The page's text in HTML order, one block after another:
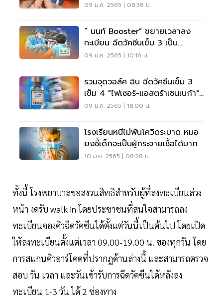
09 ม.ค. 2565 | 08:38 น.
“ นนท์ Booster" ขยายเวลาลง
ทะเบียน ฉีดวัคซีนเข็ม 3 เป็น
AstraZeneca
09 ม.ค. 2565 | 10:16 น.
รวมจุดวอล์ค อิน ฉีดวัคซีนเข็ม 3
เข็ม 4 "ไฟเซอร์-แอสตร้าเซนเนก้า"
ชลบุรี ล่าสุด
09 ม.ค. 2565 | 18:00 น.
โรงเรียนหนีไม่พ้นโควิดระบาด หมอ
ยงชี้เด็กจะเป็นผู้กระจายเชื้อได้มาก
10 ม.ค. 2565 | 08:28 น.
ทั้งนี้ โรงพยาบาลขอสงวนสิทธิสำหรับผู้ที่ลงทะเบียนล่วง
หน้า งดรับ walk in โดยประชาชนที่สนใจสามารถลง
ทะเบียนจองคิวฉีดวัคซีนได้ตั้งแต่วันนี้เป็นต้นไป โดยเปิด
ให้ลงทะเบียนตั้งแต่เวลา 09.00-19.00 น. ของทุกวัน โดย
การสแกนคิวอาร์โคดที่ปรากฎด้านล่างนี้ และสามารถตรวจ
สอบ วัน เวลา และวันเข้ารับการฉีดวัคซีนได้หลังลง
ทะเบียน 1-3 วัน ได้ 2 ช่องทาง